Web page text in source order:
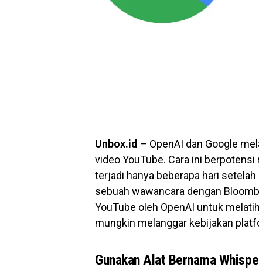
Unbox.id – OpenAI dan Google
video YouTube. Cara ini
terjadi hanya beberapa hari
sebuah wawancara dengan
YouTube oleh OpenAI untuk
mungkin melanggar kebijakan
Gunakan Alat Bernama